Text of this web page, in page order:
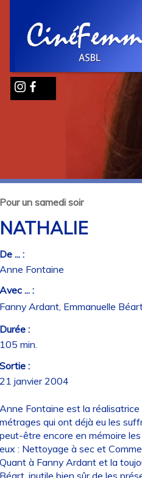
un samedi soir
... :
Fontaine
... :
Ardant, Emmanuelle
:
min.
:
janvier 2004
Fontaine est la réalisatrice
qui ont déjà eu les
être encore en mémoire
: Nettoyage à sec et
à Fanny Ardant et la